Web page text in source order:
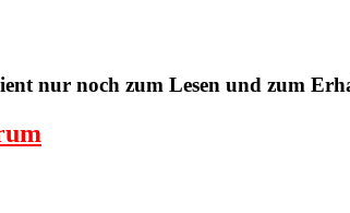
nur noch zum Lesen und zum